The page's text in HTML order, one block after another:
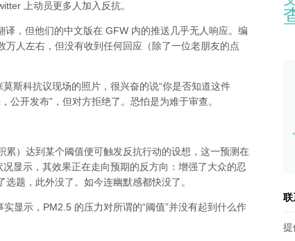
上动员更多人加入反抗。
，但他们的中文版在 GFW 内的推送几乎无人响应。编
人左右，但没有收到任何回应（除了一位老朋友的点
斯科抗议现场的照片，很兴奋的说“你是否知道这件
公开发布”，但对方拒绝了。恐怕是为难于审查。
）达到某个阈值便可触发反抗行动的设想，这一预测在
显示，其效果正在走向预期的反方向：增强了大众的忍
题，此外没了。如今连幽默感都快没了。
显示，PM2.5 的压力对所谓的“阈值”并没有起到什么作
联
提